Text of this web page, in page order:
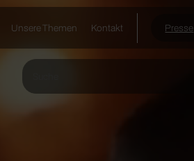
Unsere Themen Kontakt Presse